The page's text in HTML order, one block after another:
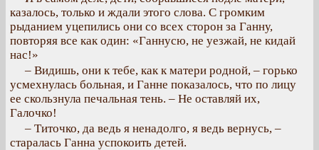
казалось, только и ждали этого слова. С громким
рыданием уцепились они со всех сторон за Ганну,
повторяя все как один: «Ганнусю, не уезжай, не кидай
нас!»
– Видишь, они к тебе, как к матери родной, – горько
усмехнулась больная, и Ганне показалось, что по лицу
ее скользнула печальная тень. – Не оставляй их,
Галочко!
– Титочко, да ведь я ненадолго, я ведь вернусь, –
старалась Ганна успокоить детей.